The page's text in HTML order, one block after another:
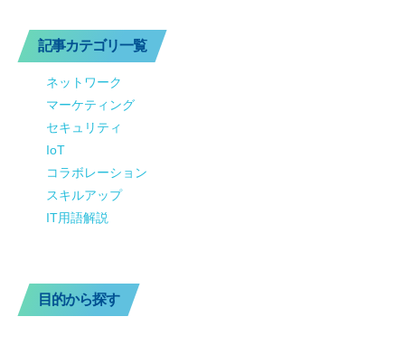
記事カテゴリ一覧
ネットワーク
マーケティング
セキュリティ
IoT
コラボレーション
スキルアップ
IT用語解説
目的から探す